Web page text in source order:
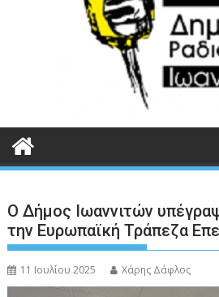
Ο Δήμος Ιωαννιτών
την Ευρωπαϊκή Τράπεζα
11 Ιουλίου 2025 Χάρης Δάφλος